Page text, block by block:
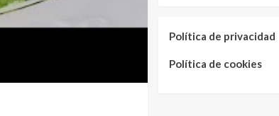
Política de privacidad
Política de cookies